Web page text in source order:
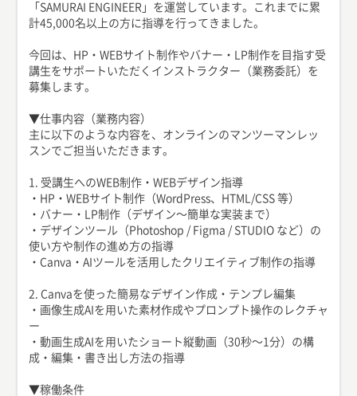
「SAMURAI ENGINEER」を運営しています。これまでに累
計45,000名以上の方に指導を行ってきました。
今回は、HP・WEBサイト制作やバナー・LP制作を目指す受
講生をサポートいただくインストラクター（業務委託）を
募集します。
▼仕事内容（業務内容）
主に以下のような内容を、オンラインのマンツーマンレッ
スンでご担当いただきます。
1. 受講生へのWEB制作・WEBデザイン指導
・HP・WEBサイト制作（WordPress、HTML/CSS 等）
・バナー・LP制作（デザイン〜簡単な実装まで）
・デザインツール（Photoshop / Figma / STUDIO など）の
使い方や制作の進め方の指導
・Canva・AIツールを活用したクリエイティブ制作の指導
2. Canvaを使った簡易なデザイン作成・テンプレ編集
・画像生成AIを用いた素材作成やプロンプト操作のレクチャ
ー
・動画生成AIを用いたショート縦動画（30秒〜1分）の構
成・編集・書き出し方法の指導
▼稼働条件